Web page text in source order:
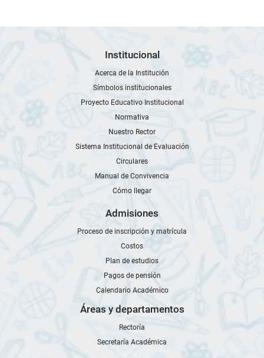
Institucional
Acerca de la Institución
Símbolos institucionales
Proyecto Educativo Institucional
Normativa
Nuestro Rector
Sistema Institucional de Evaluación
Circulares
Manual de Convivencia
Cómo llegar
Admisiones
Proceso de inscripción y matrícula
Costos
Plan de estudios
Pagos de pensión
Calendario Académico
Áreas y departamentos
Rectoría
Secretaría Académica